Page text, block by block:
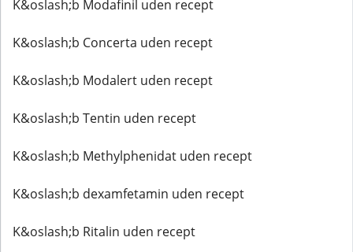
K&oslash;b Modafinil uden recept
K&oslash;b Concerta uden recept
K&oslash;b Modalert uden recept
K&oslash;b Tentin uden recept
K&oslash;b Methylphenidat uden recept
K&oslash;b dexamfetamin uden recept
K&oslash;b Ritalin uden recept